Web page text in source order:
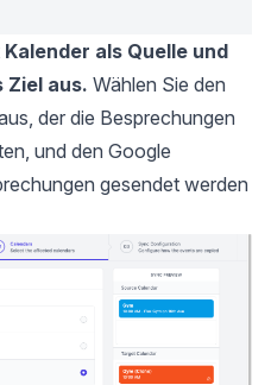
als Quelle und
Ziel aus. Wählen Sie den
der die Besprechungen
und den Google
gesendet werden